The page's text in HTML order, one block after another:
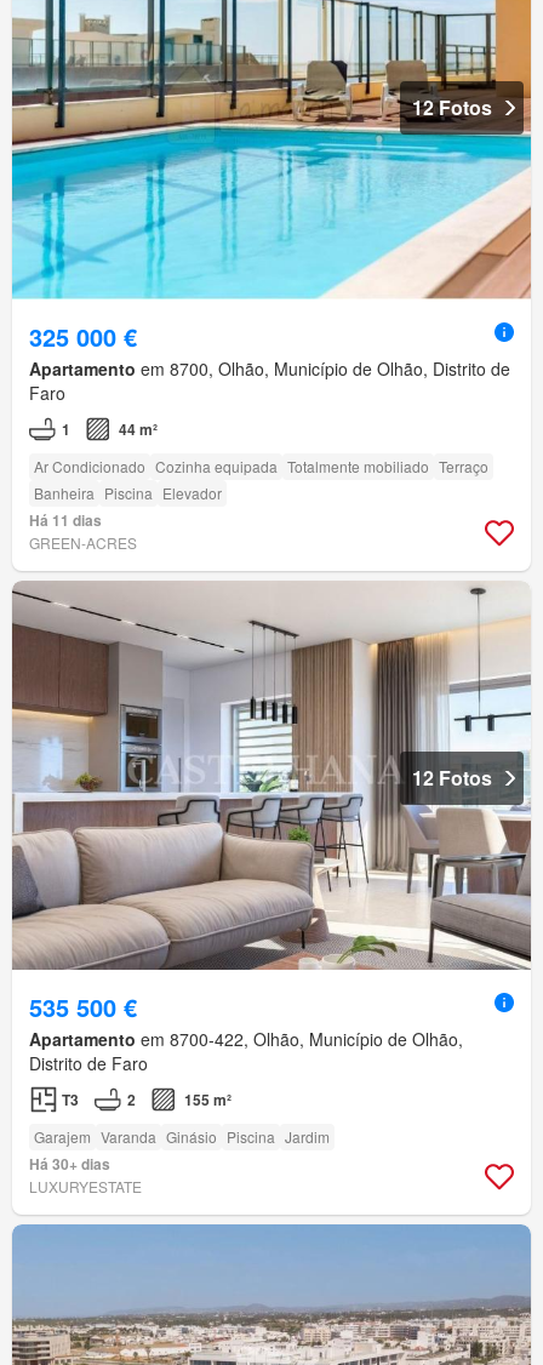
12 Fotos
325 000 €
Apartamento em 8700, Olhão, Município de Olhão, Distrito de
Faro
1 44 m²
Ar Condicionado Cozinha equipada Totalmente mobiliado Terraço
Banheira Piscina Elevador
Há 11 dias
GREEN-ACRES
12 Fotos
535 500 €
Apartamento em 8700-422, Olhão, Município de Olhão,
Distrito de Faro
T3 2 155 m²
Garajem Varanda Ginásio Piscina Jardim
Há 30+ dias
LUXURYESTATE